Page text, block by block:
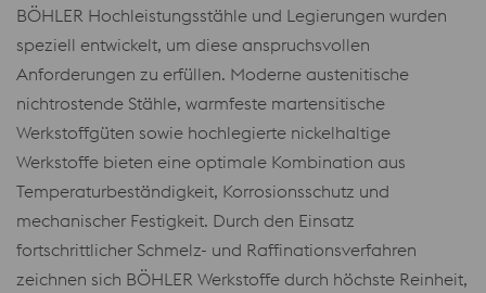
BÖHLER Hochleistungsstähle und Legierungen wurden
speziell entwickelt, um diese anspruchsvollen
Anforderungen zu erfüllen. Moderne austenitische
nichtrostende Stähle, warmfeste martensitische
Werkstoffgüten sowie hochlegierte nickelhaltige
Werkstoffe bieten eine optimale Kombination aus
Temperaturbeständigkeit, Korrosionsschutz und
mechanischer Festigkeit. Durch den Einsatz
fortschrittlicher Schmelz- und Raffinationsverfahren
zeichnen sich BÖHLER Werkstoffe durch höchste Reinheit,